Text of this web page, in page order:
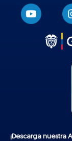
¡Descarga nuestra